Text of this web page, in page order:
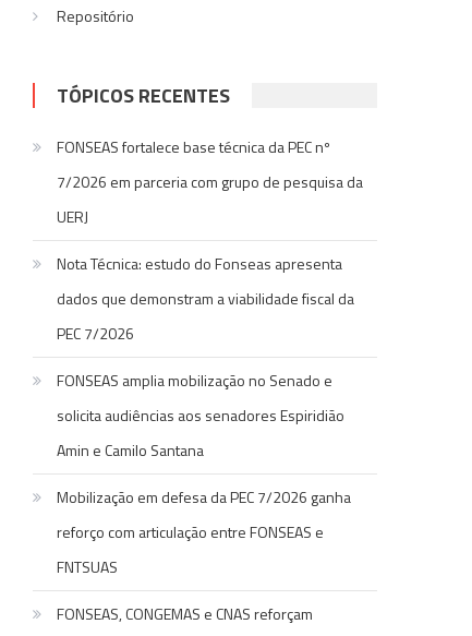
Repositório
TÓPICOS RECENTES
FONSEAS fortalece base técnica da PEC nº
7/2026 em parceria com grupo de pesquisa da
UERJ
Nota Técnica: estudo do Fonseas apresenta
dados que demonstram a viabilidade fiscal da
PEC 7/2026
FONSEAS amplia mobilização no Senado e
solicita audiências aos senadores Espiridião
Amin e Camilo Santana
Mobilização em defesa da PEC 7/2026 ganha
reforço com articulação entre FONSEAS e
FNTSUAS
FONSEAS, CONGEMAS e CNAS reforçam